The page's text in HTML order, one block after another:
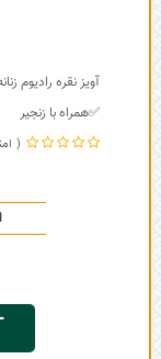
آویز نقره رادیوم
✅همراه با زنجیر